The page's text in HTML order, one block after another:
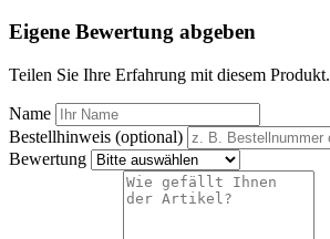
Eigene Bewertung abgeben
Teilen Sie Ihre Erfahrung mit diesem Produkt.
Name
Bestellhinweis (optional)
Bewertung